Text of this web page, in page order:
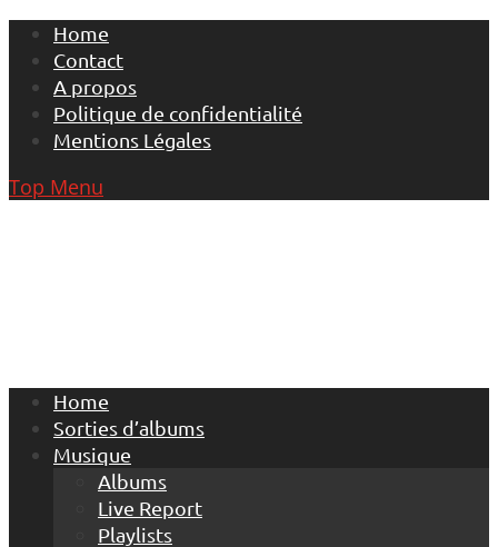
Skip
content
Home
Contact
A propos
Politique de confidentialité
Mentions Légales
Top Menu
Home
Sorties d’albums
Musique
Albums
Live Report
Playlists